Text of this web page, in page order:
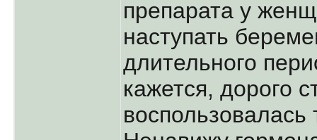
препарата у
наступать
длительного
кажется, дорого